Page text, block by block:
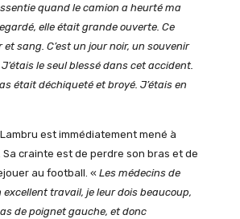
quand le camion a heurté ma
elle était grande ouverte. Ce
et sang. C’est un jour noir, un souvenir
le seul blessé dans cet accident.
était déchiqueté et broyé. J’étais en
est immédiatement mené à
Sa crainte est de perdre son bras et de
au football. « Les médecins de
travail, je leur dois beaucoup,
de poignet gauche, et donc